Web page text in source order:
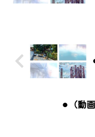
⚫︎（動